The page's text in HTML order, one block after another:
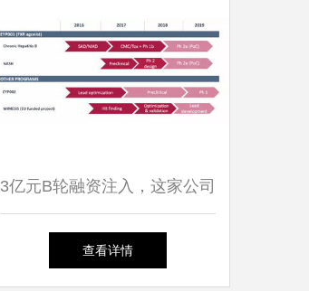
3亿元B轮融资注入，这家公司
能否引领乙肝新药研发突破？
查看详情